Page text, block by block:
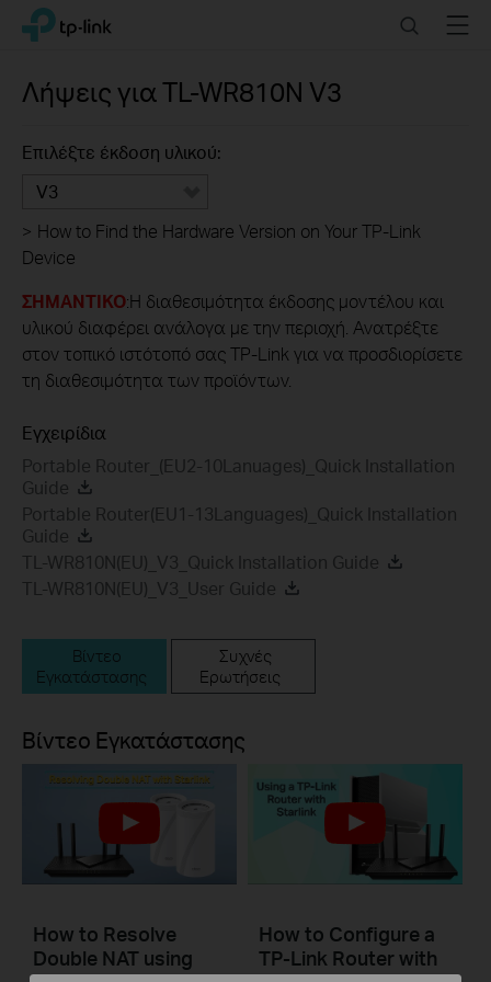
Click
navigation
TP-Link, Reliably Smart SearchMenu
Λήψεις γιαTL-WR810N V3
Επιλέξτε έκδοση υλικού:
V3
> How to Find the Hardware Version on Your TP-Link
Device
ΣΗΜΑΝΤΙΚΟ:Η διαθεσιμότητα έκδοσης μοντέλου και
υλικού διαφέρει ανάλογα με την περιοχή. Ανατρέξτε
στον τοπικό ιστότοπό σας TP-Link για να προσδιορίσετε
τη διαθεσιμότητα των προϊόντων.
Εγχειρίδια
Portable Router_(EU2-10Lanuages)_Quick Installation
Guide
Portable Router(EU1-13Languages)_Quick Installation
Guide
TL-WR810N(EU)_V3_Quick Installation Guide
TL-WR810N(EU)_V3_User Guide
Βίντεο
Εγκατάστασης
Συχνές
Ερωτήσεις
Βίντεο Εγκατάστασης
How to Resolve
Double NAT using
How to Configure a
TP-Link Router with